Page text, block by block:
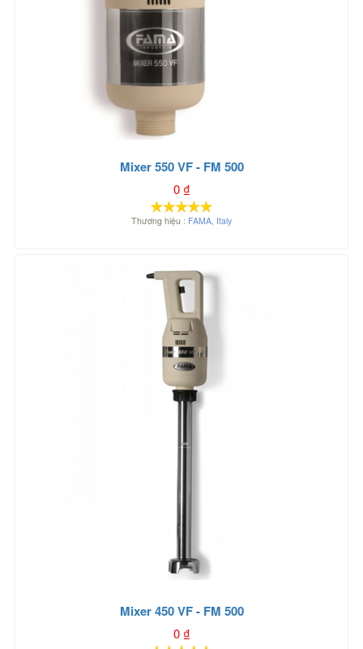
Mixer 550 VF - FM 500
0₫
Thương hiệu : FAMA, Italy
Mixer 450 VF - FM 500
0₫